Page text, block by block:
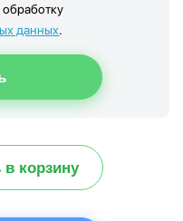
данных.
корзину